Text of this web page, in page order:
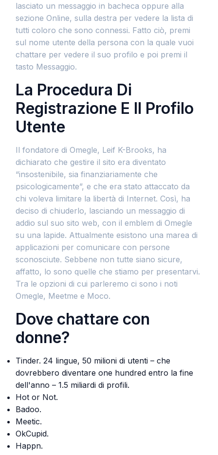
lasciato un messaggio in bacheca oppure alla
sezione Online, sulla destra per vedere la lista di
tutti coloro che sono connessi. Fatto ciò, premi
sul nome utente della persona con la quale vuoi
chattare per vedere il suo profilo e poi premi il
tasto Messaggio.
La Procedura Di
Registrazione E Il Profilo
Utente
Il fondatore di Omegle, Leif K-Brooks, ha
dichiarato che gestire il sito era diventato
“insostenibile, sia finanziariamente che
psicologicamente”, e che era stato attaccato da
chi voleva limitare la libertà di Internet. Così, ha
deciso di chiuderlo, lasciando un messaggio di
addio sul suo sito web, con il emblem di Omegle
su una lapide. Attualmente esistono una marea di
applicazioni per comunicare con persone
sconosciute. Sebbene non tutte siano sicure,
affatto, lo sono quelle che stiamo per presentarvi.
Tra le opzioni di cui parleremo ci sono i noti
Omegle, Meetme e Moco.
Dove chattare con
donne?
Tinder. 24 lingue, 50 milioni di utenti – che
dovrebbero diventare one hundred entro la fine
dell'anno – 1.5 miliardi di profili.
Hot or Not.
Badoo.
Meetic.
OkCupid.
Happn.